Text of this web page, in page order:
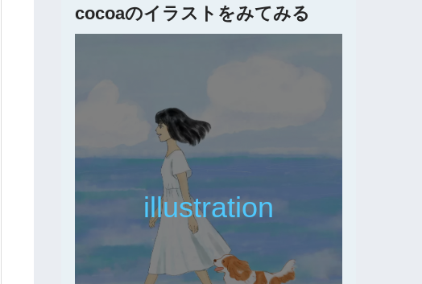
cocoaのイラストをみてみる
illustration